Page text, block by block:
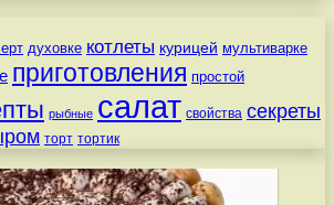
духовке котлеты курицей мультиварке
приготовления простой
рыбные салат свойства секреты
торт тортик